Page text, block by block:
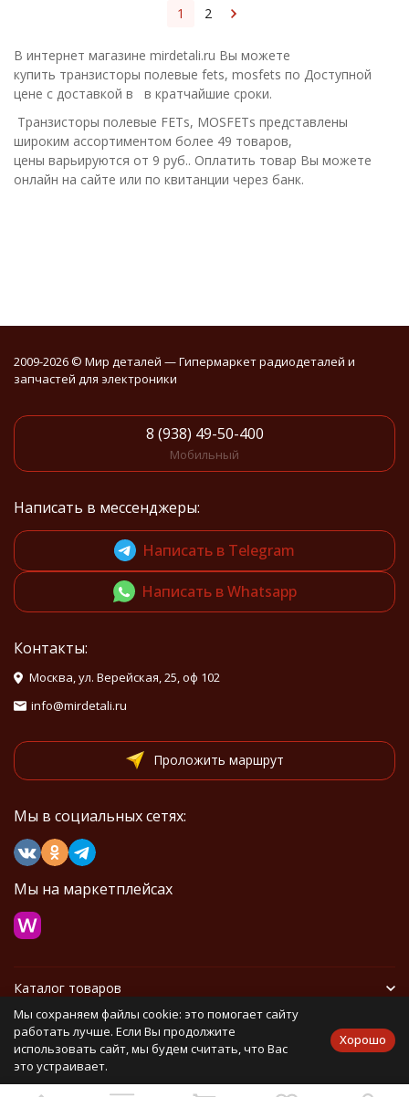
1 2
В интернет магазине mirdetali.ru Вы можете
купить транзисторы полевые fets, mosfets по Доступной
цене с доставкой в в кратчайшие сроки.
Транзисторы полевые FETs, MOSFETs представлены
широким ассортиментом более 49 товаров,
цены варьируются от 9 руб.. Оплатить товар Вы можете
онлайн на сайте или по квитанции через банк.
2009-2026 © Мир деталей — Гипермаркет радиодеталей и
запчастей для электроники
8 (938) 49-50-400
Мобильный
Написать в мессенджеры:
Написать в Telegram
Написать в Whatsapp
Контакты:
Москва, ул. Верейская, 25, оф 102
info@mirdetali.ru
Проложить маршрут
Мы в социальных сетях:
Мы на маркетплейсах
Каталог товаров
Информация
Политика персональных данных Карта сайта
Мы сохраняем файлы cookie: это помогает сайту
работать лучше. Если Вы продолжите
использовать сайт, мы будем считать, что Вас
это устраивает.
Хорошо